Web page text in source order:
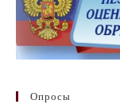
Опросы